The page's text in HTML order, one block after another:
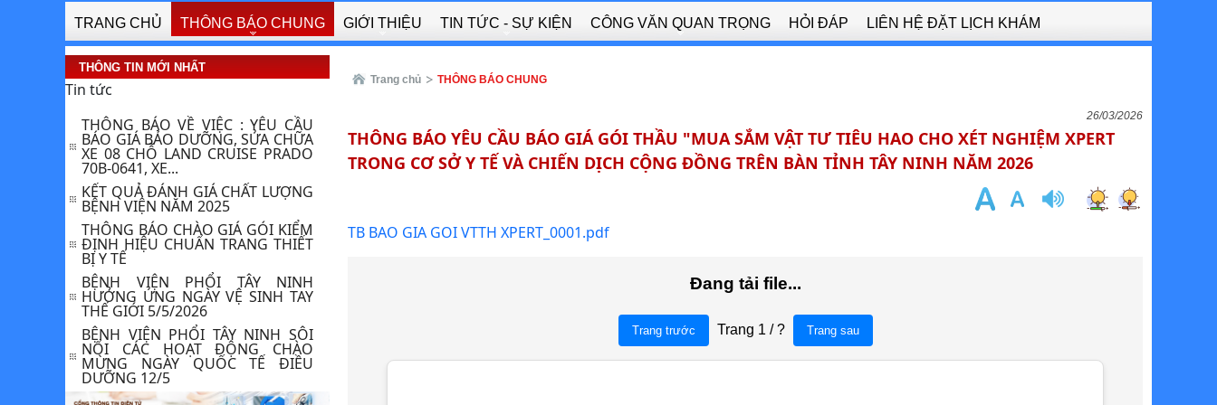
TRANG CHỦ THÔNG BÁO CHUNG GIỚI THIỆU TIN TỨC - SỰ KIỆN CÔNG VĂN QUAN TRỌNG HỎI ĐÁP LIÊN HỆ ĐẶT LỊCH KHÁM
THÔNG TIN MỚI NHẤT
Tin tức
GÓI THẦU: "KIỂM ĐỊNH AN TOÀN
TÍNH NĂNG KỸ THUẬT VÀ KIỂM
ĐỊNH , HIỆU...
THƯ MỜI BÁO GIÁ CUNG CẤP LẮP
ĐẶT MÁY LẠNH CHO BỆNH VIỆN
PHỔI TÂY NINH
THÔNG BÁO VỀ VIỆC : YÊU CẦU
BÁO GIÁ BẢO DƯỠNG, SỬA CHỮA
XE 08 CHỖ LAND CRUISE PRADO
70B-0641, XE...
KẾT QUẢ ĐÁNH GIÁ CHẤT LƯỢNG
BỆNH VIỆN NĂM 2025
THÔNG BÁO CHÀO GIÁ GÓI KIỂM
ĐỊNH HIỆU CHUẨN TRANG THIẾT
BỊ Y TẾ
BỆNH VIỆN PHỔI TÂY NINH
HƯỞNG ỨNG NGÀY VỆ SINH TAY
THẾ GIỚI 5/5/2026
BỆNH VIỆN PHỔI TÂY NINH SÔI
NỔI CÁC HOẠT ĐỘNG CHÀO
MỪNG NGÀY QUỐC TẾ ĐIỀU
DƯỠNG 12/5 ​
BỆNH VIỆN PHỔI TÂY NINH
Trang chủ THÔNG BÁO CHUNG
26/03/2026
THÔNG BÁO YÊU CẦU BÁO GIÁ GÓI THẦU "MUA SẮM VẬT TƯ TIÊU HAO CHO XÉT NGHIỆM XPERT
TRONG CƠ SỞ Y TẾ VÀ CHIẾN DỊCH CỘNG ĐỒNG TRÊN BÀN TỈNH TÂY NINH NĂM 2026
TB BAO GIA GOI VTTH XPERT_0001.pdf